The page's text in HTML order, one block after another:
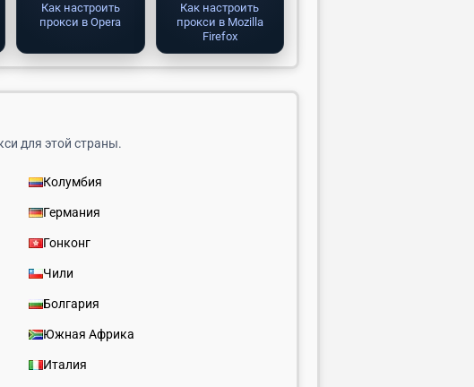
Как настроить
прокси в Opera
Как настроить
прокси в Mozilla
Firefox
для этой страны.
Колумбия
Германия
Гонконг
Чили
Болгария
Южная Африка
Италия